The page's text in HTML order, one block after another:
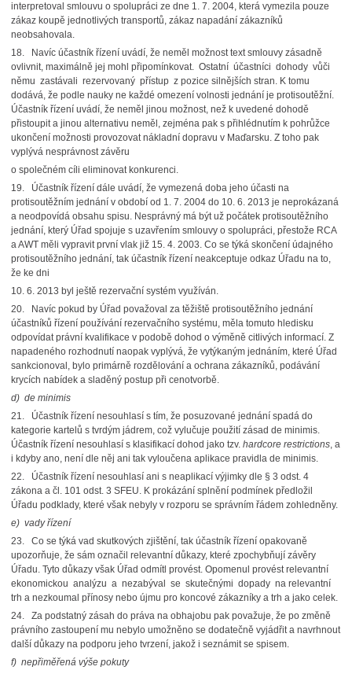
interpretoval smlouvu o spolupráci ze dne 1. 7. 2004, která vymezila pouze
zákaz koupě jednotlivých transportů, zákaz napadání zákazníků
neobsahovala.
18. Navíc účastník řízení uvádí, že neměl možnost text smlouvy zásadně
ovlivnit, maximálně jej mohl připomínkovat. Ostatní účastníci dohody vůči
němu zastávali rezervovaný přístup z pozice silnějších stran. K tomu
dodává, že podle nauky ne každé omezení volnosti jednání je protisoutěžní.
Účastník řízení uvádí, že neměl jinou možnost, než k uvedené dohodě
přistoupit a jinou alternativu neměl, zejména pak s přihlédnutím k pohrůžce
ukončení možnosti provozovat nákladní dopravu v Maďarsku. Z toho pak
vyplývá nesprávnost závěru
o společném cíli eliminovat konkurenci.
19. Účastník řízení dále uvádí, že vymezená doba jeho účasti na
protisoutěžním jednání v období od 1. 7. 2004 do 10. 6. 2013 je neprokázaná
a neodpovídá obsahu spisu. Nesprávný má být už počátek protisoutěžního
jednání, který Úřad spojuje s uzavřením smlouvy o spolupráci, přestože RCA
a AWT měli vypravit první vlak již 15. 4. 2003. Co se týká skončení údajného
protisoutěžního jednání, tak účastník řízení neakceptuje odkaz Úřadu na to,
že ke dni
10. 6. 2013 byl ještě rezervační systém využíván.
20. Navíc pokud by Úřad považoval za těžiště protisoutěžního jednání
účastníků řízení používání rezervačního systému, měla tomuto hledisku
odpovídat právní kvalifikace v podobě dohod o výměně citlivých informací. Z
napadeného rozhodnutí naopak vyplývá, že vytýkaným jednáním, které Úřad
sankcionoval, bylo primárně rozdělování a ochrana zákazníků, podávání
krycích nabídek a sladěný postup při cenotvorbě.
d) de minimis
21. Účastník řízení nesouhlasí s tím, že posuzované jednání spadá do
kategorie kartelů s tvrdým jádrem, což vylučuje použití zásad de minimis.
Účastník řízení nesouhlasí s klasifikací dohod jako tzv. hardcore restrictions, a
i kdyby ano, není dle něj ani tak vyloučena aplikace pravidla de minimis.
22. Účastník řízení nesouhlasí ani s neaplikací výjimky dle § 3 odst. 4
zákona a čl. 101 odst. 3 SFEU. K prokázání splnění podmínek předložil
Úřadu podklady, které však nebyly v rozporu se správním řádem zohledněny.
e) vady řízení
23. Co se týká vad skutkových zjištění, tak účastník řízení opakovaně
upozorňuje, že sám označil relevantní důkazy, které zpochybňují závěry
Úřadu. Tyto důkazy však Úřad odmítl provést. Opomenul provést relevantní
ekonomickou analýzu a nezabýval se skutečnými dopady na relevantní
trh a nezkoumal přínosy nebo újmu pro koncové zákazníky a trh a jako celek.
24. Za podstatný zásah do práva na obhajobu pak považuje, že po změně
právního zastoupení mu nebylo umožněno se dodatečně vyjádřit a navrhnout
další důkazy na podporu jeho tvrzení, jakož i seznámit se spisem.
f) nepřiměřená výše pokuty